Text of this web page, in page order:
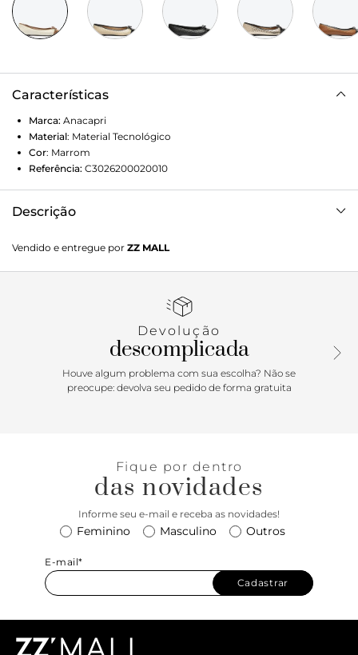
Características
Marca: Anacapri
Material: Material Tecnológico
Cor: Marrom
Referência: C3026200020010
Descrição
arredondada e detalhes na cor marrom. Leva o
acabamento matelassê e laço pequeno na gáspea.
O look office pede por uma rasteira bicolor! Naturalmente
chique e prática, ela arremata produções com o seu visual
sofisticado e calce confortável. Invista em peças de
alfaiataria, calças jeans estruturadas de cintura alta ou saias
Vendido e entregue por ZZ MALL
Devolução
descomplicada
Houve algum problema com sua escolha? Não se
preocupe: devolva seu pedido de forma gratuita
Fique por dentro
das novidades
Informe seu e-mail e receba as novidades!
Feminino Masculino Outros
E-mail*
Cadastrar